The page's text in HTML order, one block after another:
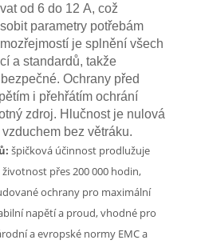
od 6 do 12 A, což
parametry potřebám
je splnění všech
a standardů, takže
Ochrany před
i přehřátím ochrání
zdroj. Hlučnost je nulová
bez větráku.
špičková účinnost prodlužuje
životnost přes 200 000 hodin,
ochrany pro maximální
napětí a proud, vhodné pro
a evropské normy EMC a